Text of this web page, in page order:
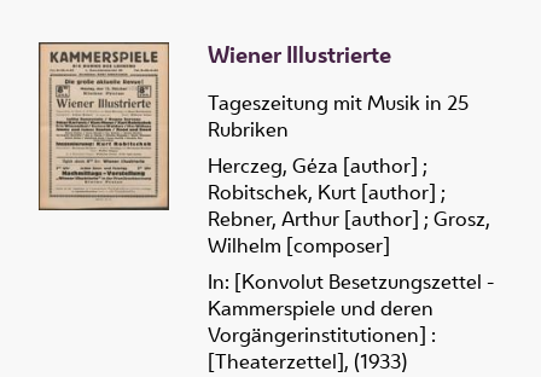
Wiener Illustrierte
Tageszeitung mit Musik in 25
Rubriken
Herczeg, Géza [author] ;
Robitschek, Kurt [author] ;
Rebner, Arthur [author] ; Grosz,
Wilhelm [composer]
In: [Konvolut Besetzungszettel -
Kammerspiele und deren
Vorgängerinstitutionen] :
[Theaterzettel], (1933)